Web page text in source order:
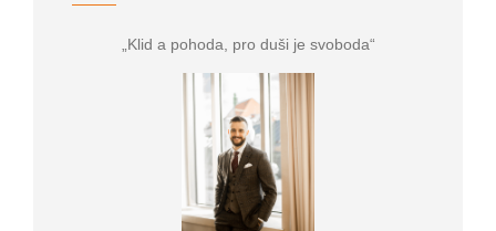
„Klid a pohoda, pro duši je svoboda“